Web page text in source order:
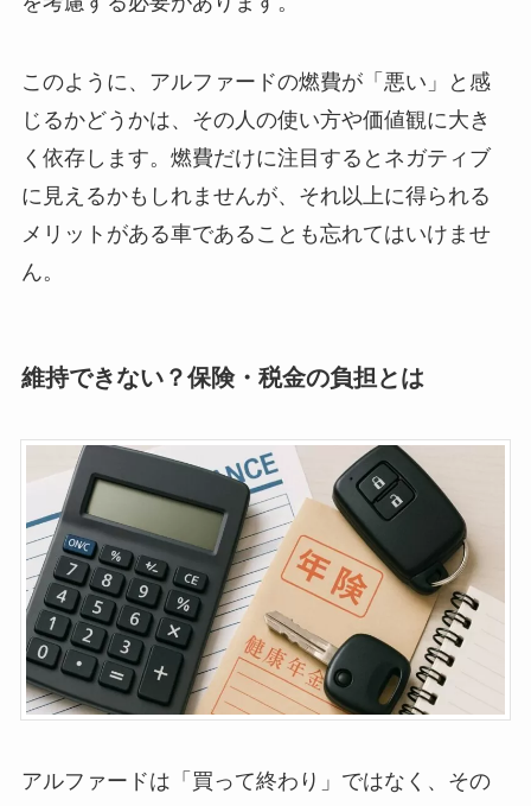
このように、アルファードの燃費が「悪い」と感
じるかどうかは、その人の使い方や価値観に大き
く依存します。燃費だけに注目するとネガティブ
に見えるかもしれませんが、それ以上に得られる
メリットがある車であることも忘れてはいけませ
ん。
維持できない？保険・税金の負担とは
アルファードは「買って終わり」ではなく、その